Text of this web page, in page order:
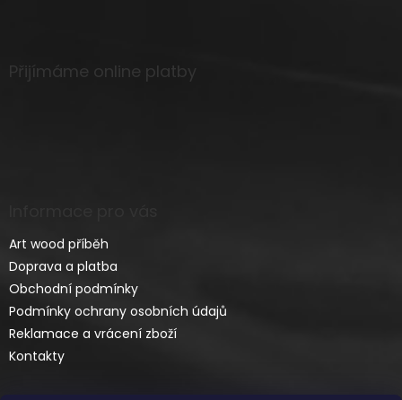
Přijímáme online platby
Art wood příběh
Doprava a platba
Obchodní podmínky
Podmínky ochrany osobních údajů
Reklamace a vrácení zboží
Kontakty